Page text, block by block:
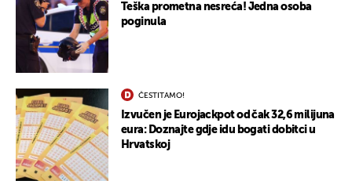
Teška prometna nesreća! Jedna osoba
poginula
ČESTITAMO!
Izvučen je Eurojackpot od čak 32,6 milijuna
eura: Doznajte gdje idu bogati dobitci u
Hrvatskoj